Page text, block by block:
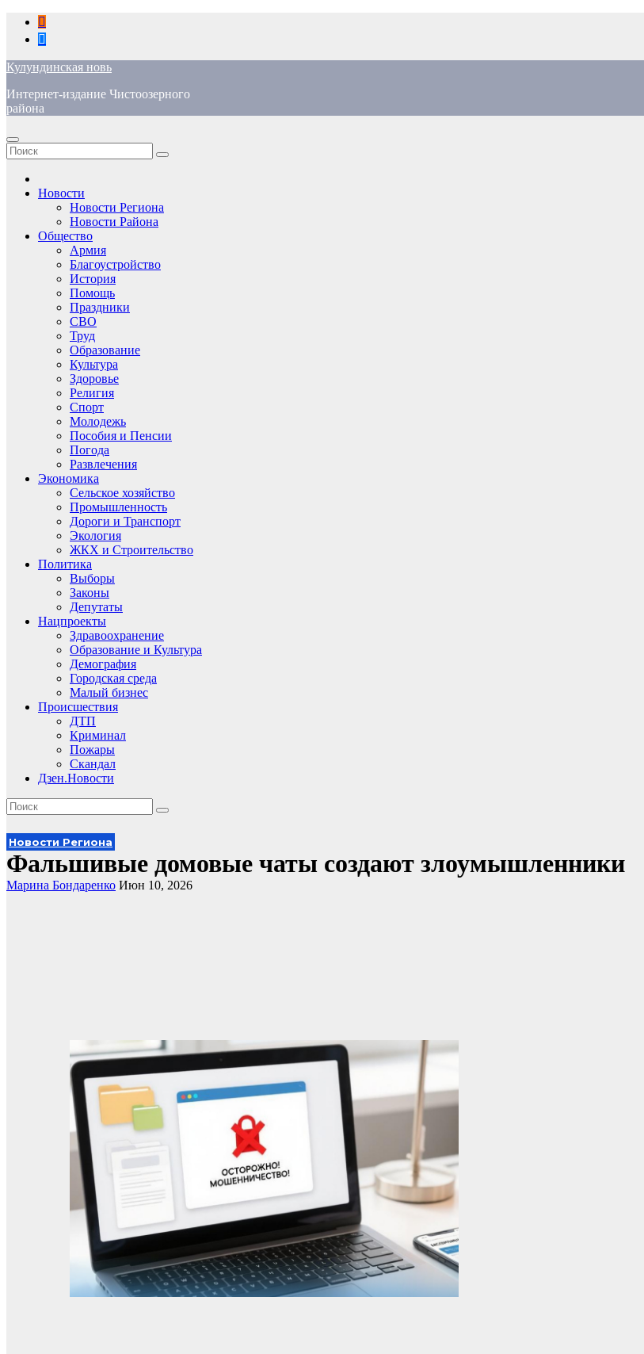
Перейти
содержимому
Кулундинская новь
Интернет-издание Чистоозерного
района
Новости
Новости Региона
Новости Района
Общество
Армия
Благоустройство
История
Помощь
Праздники
СВО
Труд
Образование
Культура
Здоровье
Религия
Спорт
Молодежь
Пособия и Пенсии
Погода
Развлечения
Экономика
Сельское хозяйство
Промышленность
Дороги и Транспорт
Экология
ЖКХ и Строительство
Политика
Выборы
Законы
Депутаты
Нацпроекты
Здравоохранение
Образование и Культура
Демография
Городская среда
Малый бизнес
Происшествия
ДТП
Криминал
Пожары
Скандал
Дзен.Новости
Новости Региона
Фальшивые домовые чаты создают злоумышленники
Марина Бондаренко Июн 10, 2026